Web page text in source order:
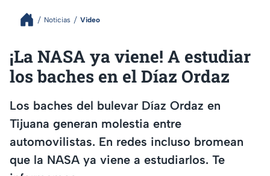
Noticias Video
¡La NASA ya viene! A estudiar
los baches en el Díaz Ordaz
Los baches del bulevar Díaz Ordaz en
Tijuana generan molestia entre
automovilistas. En redes incluso bromean
que la NASA ya viene a estudiarlos. Te